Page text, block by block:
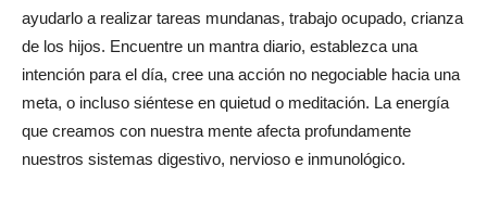
ayudarlo a realizar tareas mundanas, trabajo ocupado, crianza
de los hijos. Encuentre un mantra diario, establezca una
intención para el día, cree una acción no negociable hacia una
meta, o incluso siéntese en quietud o meditación. La energía
que creamos con nuestra mente afecta profundamente
nuestros sistemas digestivo, nervioso e inmunológico.